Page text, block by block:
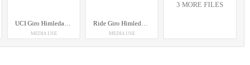
MEDIA USE MEDIA USE
3 MORE FILES